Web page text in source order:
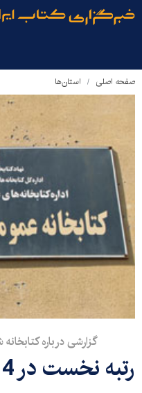
صفحه اصلی استان‌ها
گزارشی درباره
رتبه نخست در 4 شاخص کتابخانه‌ای